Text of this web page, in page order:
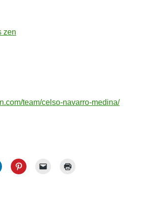
zen
team/celso-navarro-medina/